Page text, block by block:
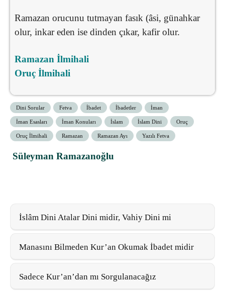
Ramazan orucunu tutmayan fasık (âsi, günahkar
olur, inkar eden ise dinden çıkar, kafir olur.
Ramazan İlmihali
Oruç İlmihali
Dini Sorular Fetva İbadet İbadetler İman
İman Esasları İman Konuları İslam İslam Dini Oruç
Oruç İlmihali Ramazan Ramazan Ayı Yazılı Fetva
Süleyman Ramazanoğlu
İslâm Dini Atalar Dini midir, Vahiy Dini mi
Manasını Bilmeden Kur’an Okumak İbadet midir
Sadece Kur’an’dan mı Sorgulanacağız